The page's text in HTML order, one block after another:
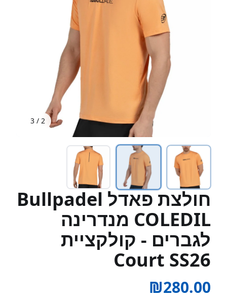
2
/
3
חולצת פאדל Bullpadel
COLEDIL מנדרינה
לגברים - קולקציית
Court SS26
₪280.00